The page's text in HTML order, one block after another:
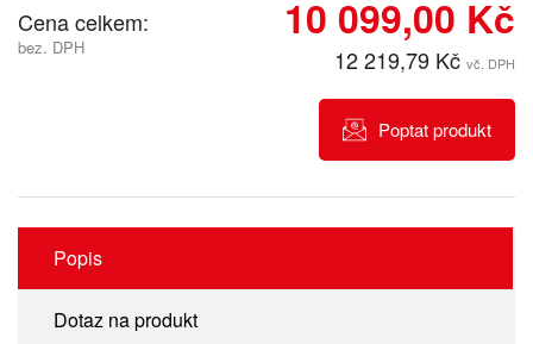
Cena celkem:
bez. DPH
10 099,00 Kč
12 219,79 Kč vč. DPH
Poptat produkt
Popis
Dotaz na produkt